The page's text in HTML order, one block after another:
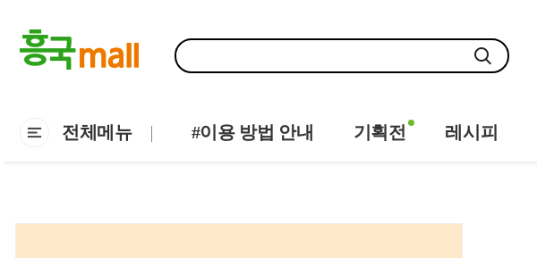
전체메뉴 #이용 방법 안내 기획전 레시피